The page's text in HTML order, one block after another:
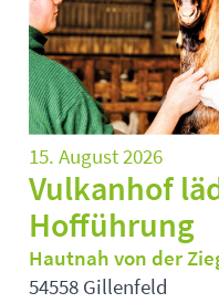
15. August 2026
Vulkanhof
Hofführung
Hautnah von der
54558 Gillenfeld